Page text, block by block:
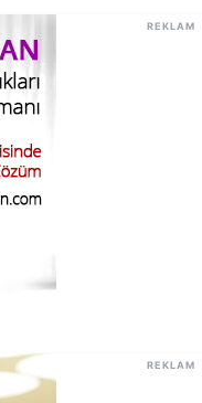
REKLAM
REKLAM